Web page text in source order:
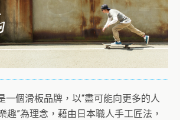
一個滑板品牌，以“盡可能向更多的人
趣”為理念，藉由日本職人手工匠法，